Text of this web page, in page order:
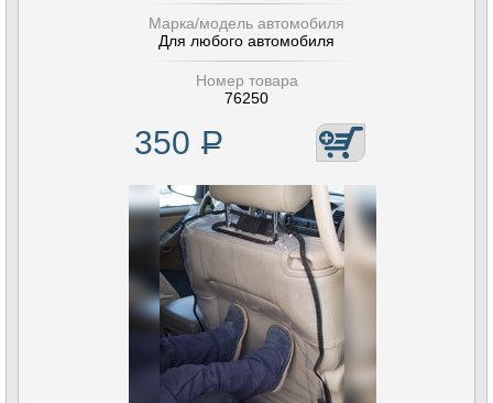
Марка/модель автомобиля
Для любого автомобиля
Номер товара
76250
350 Р